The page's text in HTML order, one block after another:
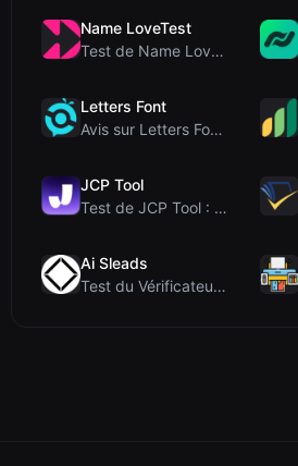
Name LoveTest
Test de Name LoveTest : un calculateur d'amour axé...
Letters Font
Avis sur Letters Font : Générateur gratuit de poli...
JCP Tool
Test de JCP Tool : Convertisseur de données côté c...
Ai Sleads
Test du Vérificateur de Force des Mots de Passe d'...